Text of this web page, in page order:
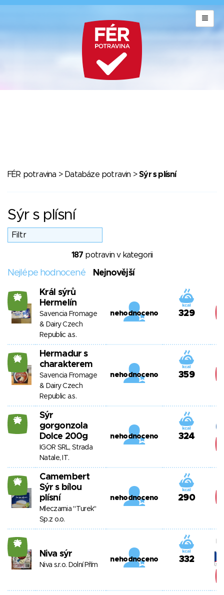
FÉR potravina > Databáze potravin >Sýr s plísní
Sýr s plísní
187 potravin v kategorii
Nejlépe hodnocené Nejnovější
26
Král sýrů
Hermelín
Savencia Fromage
& Dairy Czech
Republic a.s.
nehodnoceno 329
26
Hermadur s
charakterem
Savencia Fromage
& Dairy Czech
Republic a.s.
nehodnoceno 359
26
Sýr
gorgonzola
Dolce 200g
IGOR SRL, Strada
Natale, IT.
nehodnoceno 324
25
Camembert
Sýr s bílou
plísní
Mleczarnia "Turek"
Sp.z o.o.
nehodnoceno 290
26
Niva sýr
Niva s.r.o. Dolní Přím
nehodnoceno 332